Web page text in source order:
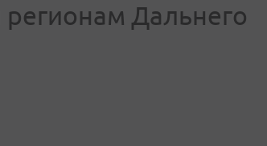
Дальнего